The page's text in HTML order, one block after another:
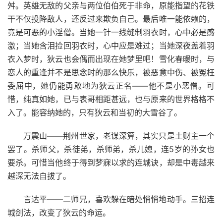
舛。英雄无敌的父亲与两位伯伯死于非命，原能指望的花铁
干不仅投降敌人，还反过来欺负自己。最后唯一能依赖的，
竟是可恶的小淫僧。当她一针一线缝制羽衣时，心中必是感
激；当她含泪捡回羽衣时，心中应是难过；当她深夜盖着羽
衣入梦时，狄云也会偶而出现在她梦里吧！雪化春暖时，与
恋人的重逢并不是思念时的那么快乐，被恶意中伤、被冤枉
委屈中，她仍能勇敢地为狄云正名——他不是小恶僧。可
惜，纯真如她，已与表哥相距甚远，也与原来的世界格格不
入了。能容纳她的，只有狄云和当初的大雪谷了。
万震山——荆州世家，老谋深算，其实只是土财主一个
罢了。杀师父，杀徒弟，杀师弟，杀儿媳，连5岁的孙女也
要杀。可惜当他终于得到梦寐以求的连城诀，却是中毒越来
越深无法自拔了。
言达平——二师兄，喜欢躲在暗处悄悄地动手。三招连
城剑法，改变了狄云的命运。